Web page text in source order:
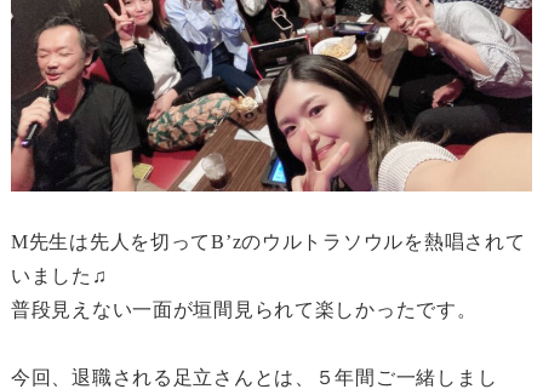
M先生は先人を切ってB’zのウルトラソウルを熱唱されて
いました♫
普段見えない一面が垣間見られて楽しかったです。
今回、退職される足立さんとは、５年間ご一緒しまし